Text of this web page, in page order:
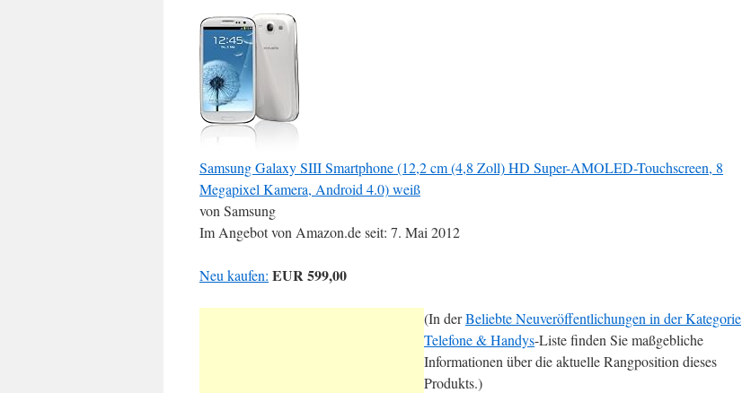
Samsung Galaxy SIII Smartphone (12,2 cm (4,8 Zoll) HD Super-AMOLED-Touchscreen, 8
Megapixel Kamera, Android 4.0) weiß
von Samsung
Im Angebot von Amazon.de seit: 7. Mai 2012
Neu kaufen: EUR 599,00
(In derBeliebte Neuveröffentlichungen in der Kategorie
Telefone & Handys-Liste finden Sie maßgebliche
Informationen über die aktuelle Rangposition dieses
Produkts.)